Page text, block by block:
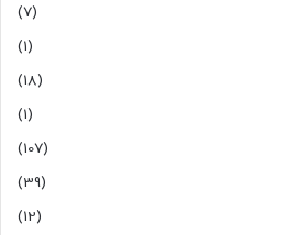
(7)
(1)
(18)
(1)
(107)
(39)
(12)